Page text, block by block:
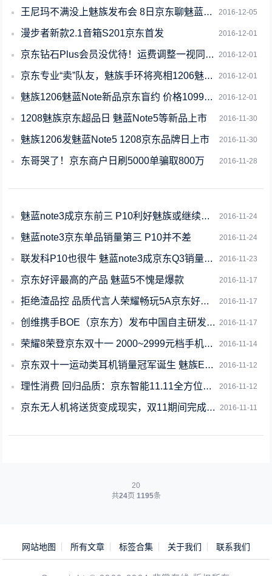
2016-12-05
王尼玛不满没上魅族发布会 8日京东聊魅蓝Note5
2016-12-01
漫步者新款2.1音箱S201京东首发
2016-12-01
京东钻石Plus会员没优待！运费调整一视同仁！
2016-12-01
京东专业“卖”队友，魅族手环将亮相1206魅蓝note新品发布会
2016-12-01
魅族1206魅蓝Note新品京东盲约 价格1099元？
2016-11-30
1208魅族京东超品日 魅蓝Note5等新品上市
2016-11-30
魅族1206发魅蓝Note5 1208京东品牌日上市
2016-11-28
东哥哭了！京东商户日刷5000单骗取800万
2016-11-24
魅蓝note3成京东前三 P10利好魅族或继续用？
2016-11-24
魅蓝note3京东单品销量第三 P10并不差
2016-11-23
联发科P10也很牛 魅蓝note3成京东Q3销量前三
2016-11-17
京东好评最高的产品 魅蓝5不愧是爆款
2016-11-17
拒绝渣品控 品质代言人荣耀畅玩5A京东好评率98%
2016-11-17
创维携手BOE（京东方）发布中国自主研发OLED电视
2016-11-14
荣耀8荣登京东双十一 2000~2999元档手机销量榜首
2016-11-12
京东双十一运动类耳机销量冠军诞生 魅族EP51实至名归
2016-11-12
理性消费 回归品质：京东智能11.11全方位升级
2016-11-11
京东无人机将送货变成现实，双11期间完成多单配送
20
共24页 1195条
网站地图 所有文章 标签合集 关于我们 联系我们